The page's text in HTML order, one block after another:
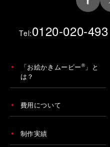
Tel:0120-020-493
「お絵かきムービー® 」と
は？
費用について
制作実績